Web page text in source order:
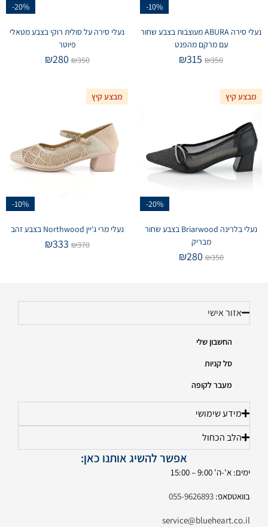
-10%
נעלי סירה ABURA מעוצבות בצבע שחור
עם מרקם מהפנט
₪350
₪315
-20%
נעלי סירה על סולית רוקי בצבע מטאלי
פיוטר
₪350
₪280
מבצע קיץ
-20%
נעלי בלרינה Briarwood בצבע שחור
מבריק
₪350
₪280
מבצע קיץ
-10%
נעלי מרי ג'יין Northwood בצבע זהב
₪370
₪333
אזור אישי
החשבון שלי
סל קניות
מעבר לקופה
מידע שימושי
הלב הכחול
אפשר להשיג אותנו כאן:
ימים: א'-ה' 9:00 – 15:00
בוואטסאפ: 055-9626893
service@blueheart.co.il